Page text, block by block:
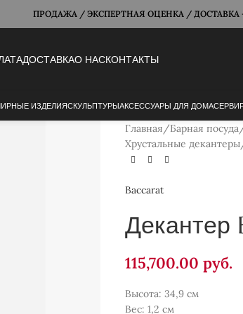
ПРОДАЖА / ЭКСПЕРТНАЯ ОЦЕНКА / ДОСТАВКА –
ДОСТАВКАО НАСКОНТАКТЫ
ИЗДЕЛИЯСКУЛЬПТУРЫАКСЕССУАРЫ ДЛЯ ДОМА
Главная Барная посуда
Хрустальные декантеры
Baccarat
115,700.00 руб.
Высота: 34,9 см
Вес: 1,2 см